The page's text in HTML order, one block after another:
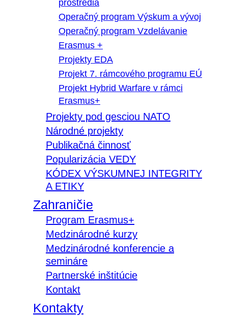
prostredia
Operačný program Výskum a vývoj
Operačný program Vzdelávanie
Erasmus +
Projekty EDA
Projekt 7. rámcového programu EÚ
Projekt Hybrid Warfare v rámci
Erasmus+
Projekty pod gesciou NATO
Národné projekty
Publikačná činnosť
Popularizácia VEDY
KÓDEX VÝSKUMNEJ INTEGRITY
A ETIKY
Zahraničie
Program Erasmus+
Medzinárodné kurzy
Medzinárodné konferencie a
semináre
Partnerské inštitúcie
Kontakt
Kontakty